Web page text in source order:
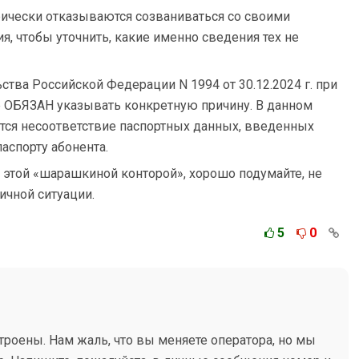
отказываются созваниваться со своими
чтобы уточнить, какие именно сведения тех не
Российской Федерации N 1994 от 30.12.2024 г. при
ОБЯЗАН указывать конкретную причину. В данном
несоответствие паспортных данных, введенных
абонента.
«шарашкиной конторой», хорошо подумайте, не
ситуации.
5 0
Нам жаль, что вы меняете оператора, но мы